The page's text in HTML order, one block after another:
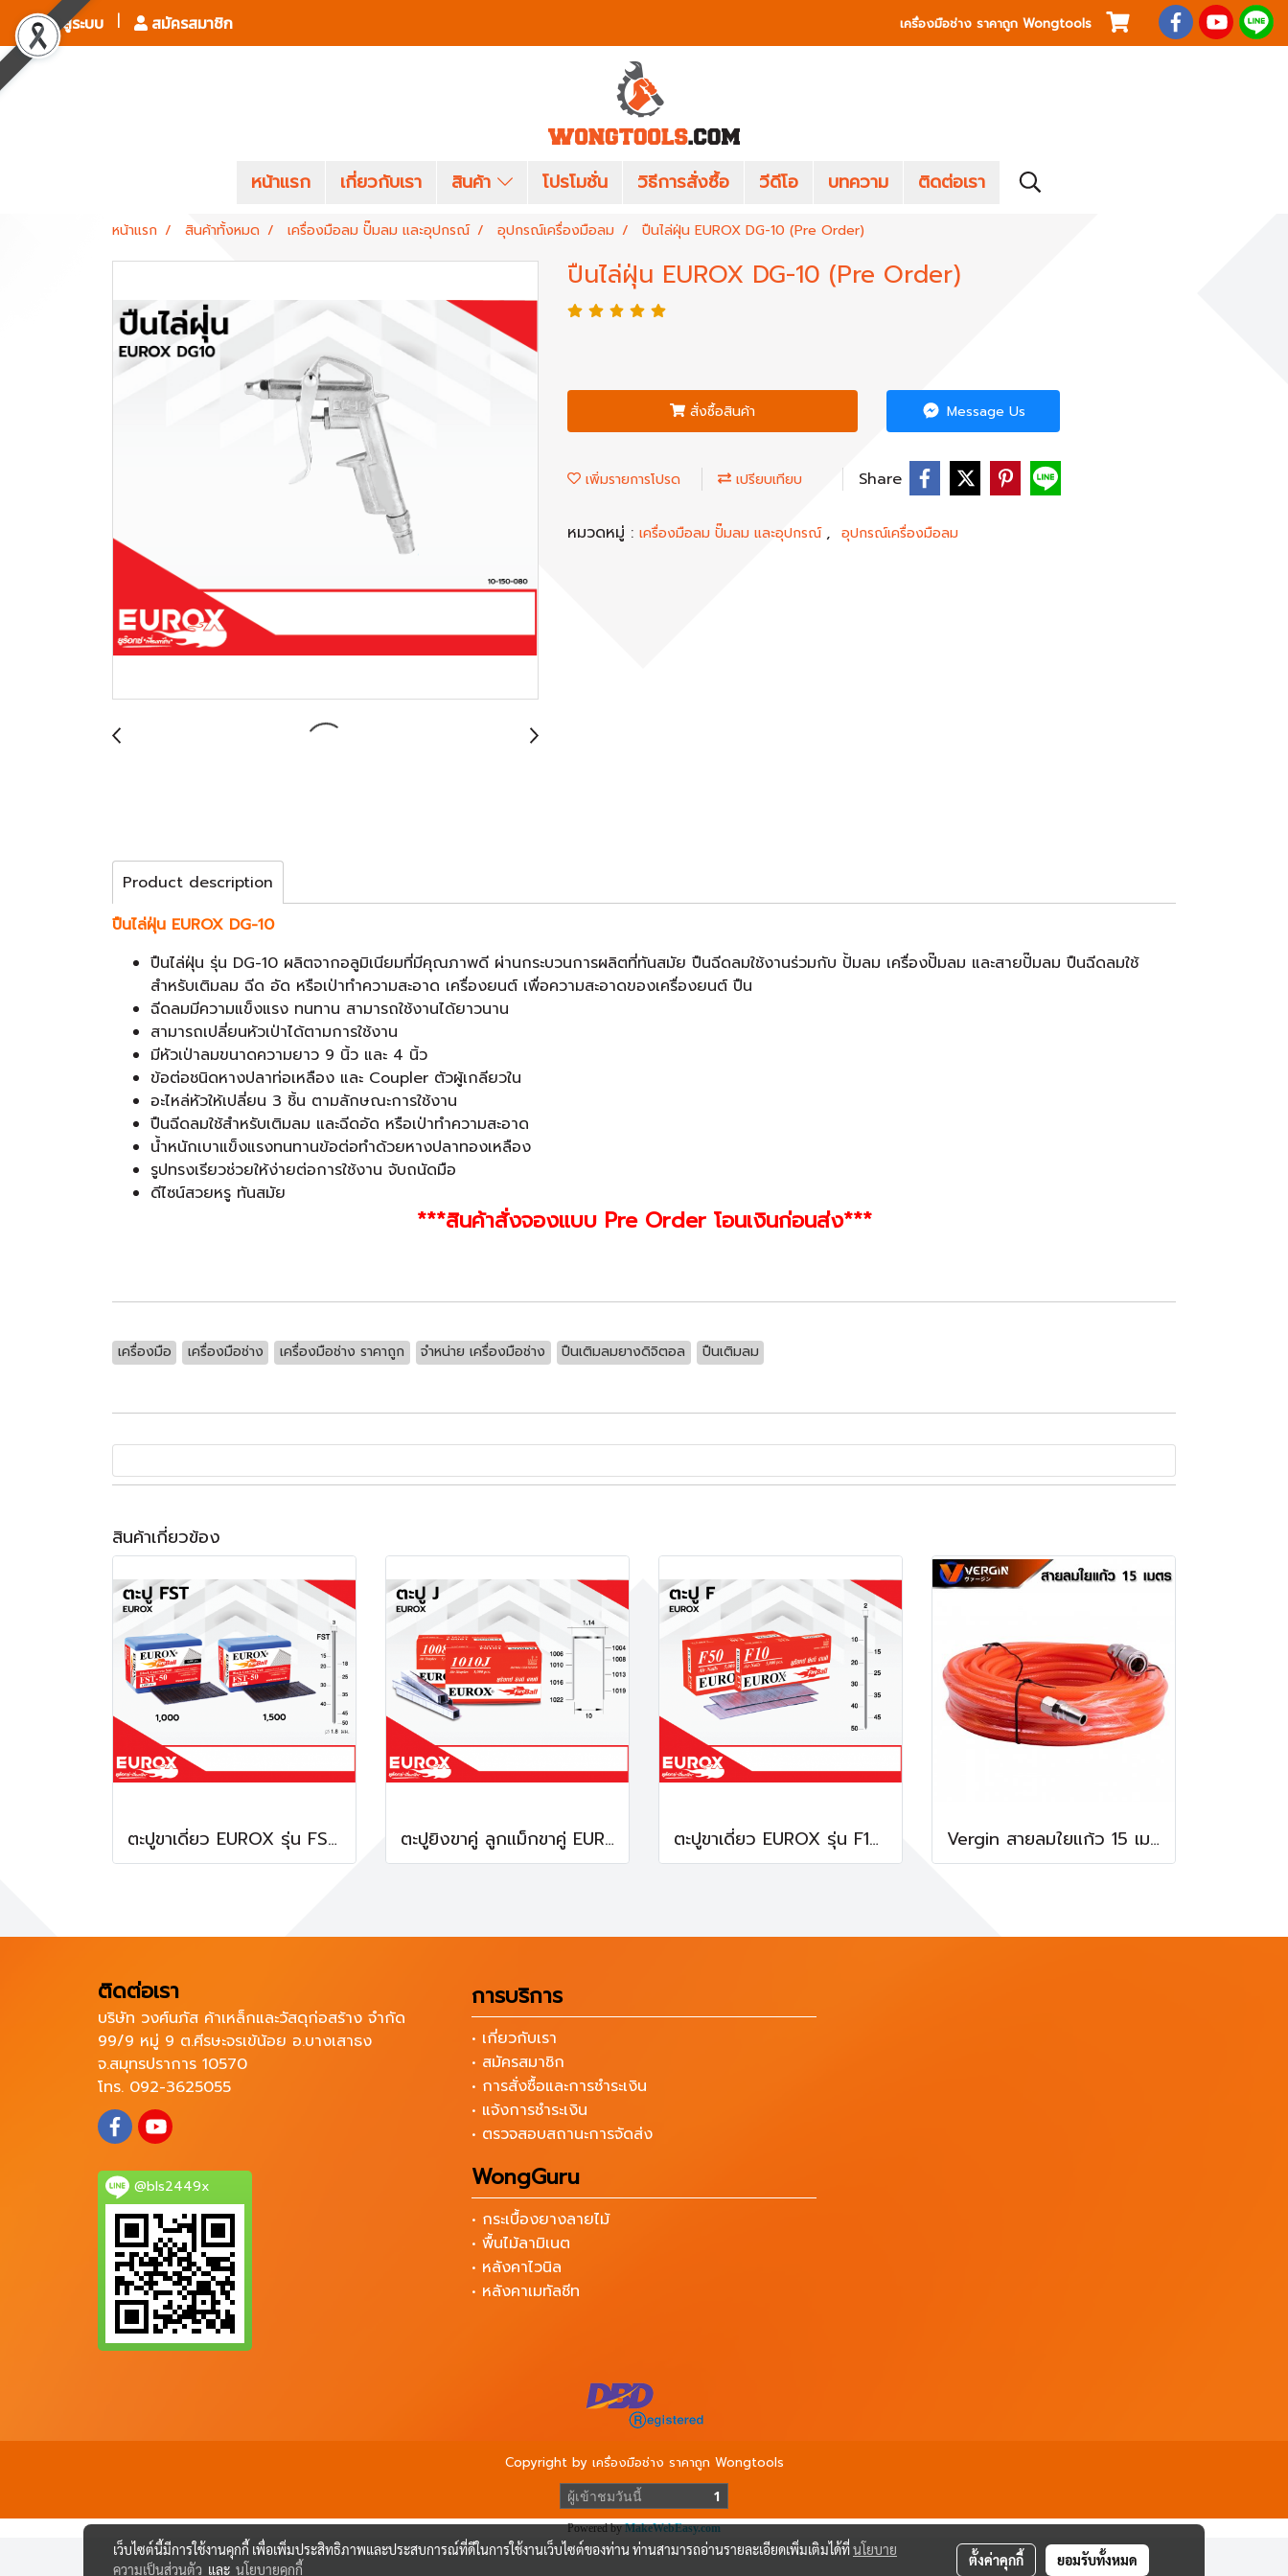
เข้าสู่ระบบ สมัครสมาชิก เครื่องมือช่าง ราคาถูก Wongtools
หน้าแรก เกี่ยวกับเรา สินค้า โปรโมชั่น วิธีการสั่งซื้อ วีดีโอ บทความ ติดต่อเรา
หน้าแรก สินค้าทั้งหมด เครื่องมือลม ปั๊มลม และอุปกรณ์ อุปกรณ์เครื่องมือลม ปืนไล่ฝุ่น EUROX DG-10 (Pre Order)
ปืนไล่ฝุ่น EUROX DG-10 (Pre Order)
สั่งซื้อสินค้า Message Us
เพิ่มรายการโปรด เปรียบเทียบ Share
หมวดหมู่ : เครื่องมือลม ปั๊มลม และอุปกรณ์ , อุปกรณ์เครื่องมือลม
Product description
ปืนไล่ฝุ่น EUROX DG-10
ปืนไล่ฝุ่น รุ่น DG-10 ผลิตจากอลูมิเนียมที่มีคุณภาพดี ผ่านกระบวนการผลิตที่ทันสมัย ปืนฉีดลมใช้งานร่วมกับ ปั้มลม เครื่องปั๊มลม และสายปั๊มลม ปืนฉีดลมใช้
สำหรับเติมลม ฉีด อัด หรือเป่าทำความสะอาด เครื่องยนต์ เพื่อความสะอาดของเครื่องยนต์ ปืน
ฉีดลมมีความแข็งแรง ทนทาน สามารถใช้งานได้ยาวนาน
สามารถเปลี่ยนหัวเป่าได้ตามการใช้งาน
มีหัวเป่าลมขนาดความยาว 9 นิ้ว และ 4 นิ้ว
ข้อต่อชนิดหางปลาท่อเหลือง และ Coupler ตัวผู้เกลียวใน
อะไหล่หัวให้เปลี่ยน 3 ชิ้น ตามลักษณะการใช้งาน
ปืนฉีดลมใช้สำหรับเติมลม และฉีดอัด หรือเป่าทำความสะอาด
น้ำหนักเบาแข็งแรงทนทานข้อต่อทำด้วยหางปลาทองเหลือง
รูปทรงเรียวช่วยให้ง่ายต่อการใช้งาน จับถนัดมือ
ดีไซน์สวยหรู ทันสมัย
***สินค้าสั่งจองแบบ Pre Order โอนเงินก่อนส่ง***
เครื่องมือ เครื่องมือช่าง เครื่องมือช่าง ราคาถูก จำหน่าย เครื่องมือช่าง ปืนเติมลมยางดิจิตอล ปืนเติมลม
สินค้าเกี่ยวข้อง
ตะปูขาเดี่ยว EUROX รุ่น FST15-FST50 (Per Order) ตะปูยิงขาคู่ ลูกแม็กขาคู่ EUROX รุ่น 1006J-1022J (Per Order) ตะปูขาเดี่ยว EUROX รุ่น F10-F50 (Per Order) Vergin สายลมใยแก้ว 15 เมตร
ติดต่อเรา
บริษัท วงศ์นภัส ค้าเหล็กและวัสดุก่อสร้าง จำกัด
99/9 หมู่ 9 ต.ศีรษะจรเข้น้อย อ.บางเสาธง
จ.สมุทรปราการ 10570
โทร. 092-3625055
@bls2449x
การบริการ
• เกี่ยวกับเรา
• สมัครสมาชิก
• การสั่งซื้อและการชำระเงิน
• แจ้งการชำระเงิน
• ตรวจสอบสถานะการจัดส่ง
WongGuru
• กระเบื้องยางลายไม้
• พื้นไม้ลามิเนต
• หลังคาไวนิล
• หลังคาเมทัลชีท
Copyright by เครื่องมือช่าง ราคาถูก Wongtools
ผู้เข้าชมวันนี้
1
Powered byMakeWebEasy.com
เว็บไซต์นี้มีการใช้งานคุกกี้ เพื่อเพิ่มประสิทธิภาพและประสบการณ์ที่ดีในการใช้งานเว็บไซต์ของท่าน ท่านสามารถอ่านรายละเอียดเพิ่มเติมได้ที่นโยบาย
ความเป็นส่วนตัว และ นโยบายคุกกี้
ตั้งค่าคุกกี้ ยอมรับทั้งหมด